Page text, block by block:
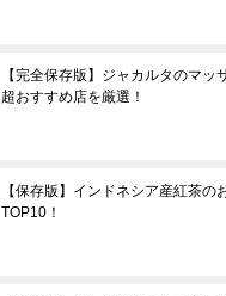
【完全保存版】ジャカルタのマッ
超おすすめ店を厳選！
【保存版】インドネシア産紅茶の
TOP10！